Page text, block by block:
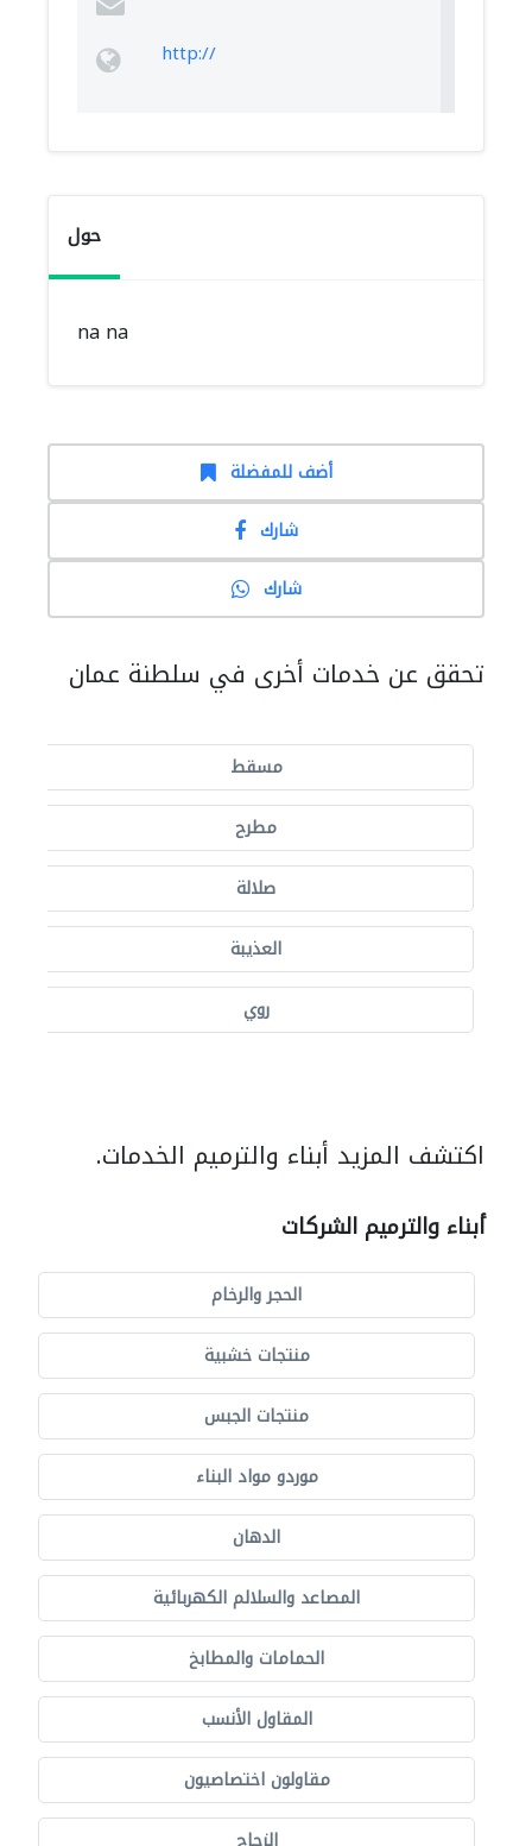
http://
حول
na na
أضف للمفضلة
شارك
شارك
تحقق عن خدمات أخرى في سلطنة عمان
مسقط
مطرح
صلالة
العذيبة
روي
اكتشف المزيد أبناء والترميم الخدمات.
أبناء والترميم الشركات
الحجر والرخام
منتجات خشبية
منتجات الجبس
موردو مواد البناء
الدهان
المصاعد والسلالم الكهربائية
الحمامات والمطابخ
المقاول الأنسب
مقاولون اختصاصيون